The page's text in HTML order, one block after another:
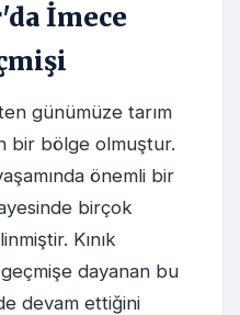
İmece
günümüze tarım
bir bölge olmuştur.
önemli bir
birçok
Kınık
dayanan bu
devam ettiğini